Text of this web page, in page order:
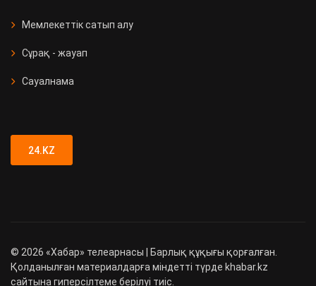
Мемлекеттік сатып алу
Сұрақ - жауап
Сауалнама
24.KZ
© 2026 «Хабар» телеарнасы | Барлық құқығы қорғалған.
Қолданылған материалдарға міндетті түрде khabar.kz
сайтына гиперсілтеме берілуі тиіс.